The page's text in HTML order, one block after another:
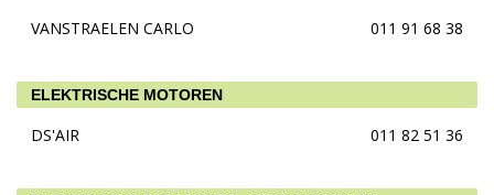
VANSTRAELEN CARLO
011 91 68 38
ELEKTRISCHE MOTOREN
DS'AIR 011 82 51 36